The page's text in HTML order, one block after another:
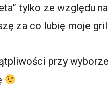
tylko ze względu
za co lubię moje
przy